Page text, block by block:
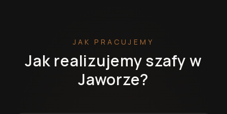
JAK PRACUJEMY
Jak realizujemy szafy w
Jaworze?